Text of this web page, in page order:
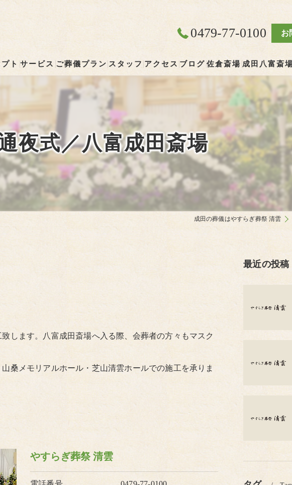
0479-77-0100 お
ト
の葬儀･やすらぎ葬祭 清雲の口コミ情報
の葬儀･やすらぎ葬祭 清雲の評判
葬儀･やすらぎ葬祭 清雲のお客様の声
サービス ご葬儀プラン スタッフ アクセス ブログ 佐倉斎場 成田八富斎
夜式／八富成田斎場
成田の葬儀はやすらぎ葬祭 清雲
します。八富成田斎場へ入る際、会葬者の方々もマスク
桑メモリアルホール・芝山清雲ホールでの施工を承りま
やすらぎ葬祭 清雲
最近の投稿